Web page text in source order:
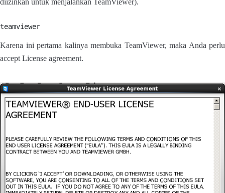
teamviewer
Karena ini pertama kalinya membuka TeamViewer, maka Anda perlu
accept License agreement.